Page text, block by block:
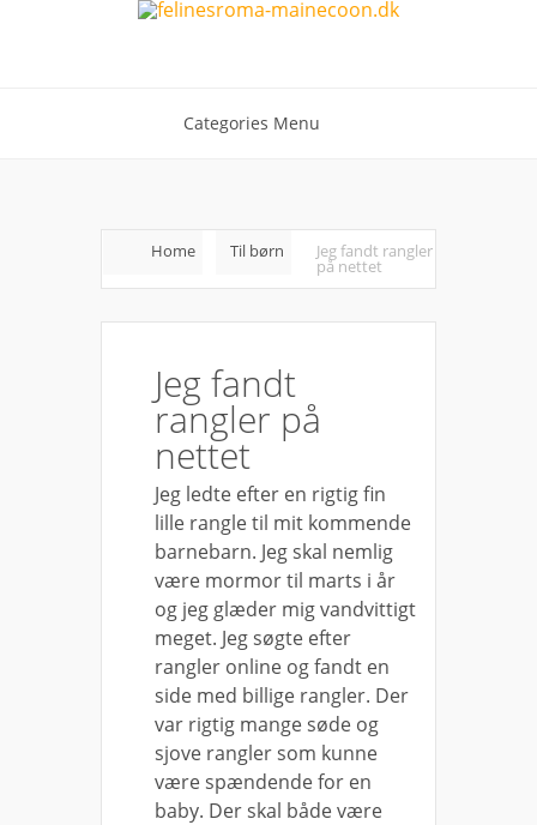
Categories Menu
Home Til børn Jeg fandt rangler
på nettet
Jeg fandt
rangler på
nettet
Jeg ledte efter en rigtig fin
lille rangle til mit kommende
barnebarn. Jeg skal nemlig
være mormor til marts i år
og jeg glæder mig vandvittigt
meget. Jeg søgte efter
rangler online og fandt en
side med billige rangler. Der
var rigtig mange søde og
sjove rangler som kunne
være spændende for en
baby. Der skal både være